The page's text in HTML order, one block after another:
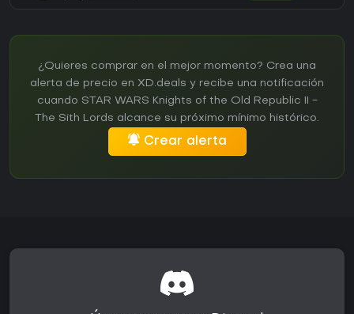
¿Quieres comprar en el mejor momento? Crea una
alerta de precio en XD.deals y recibe una notificación
cuando STAR WARS Knights of the Old Republic II -
The Sith Lords alcance su próximo mínimo histórico.
Crear alerta